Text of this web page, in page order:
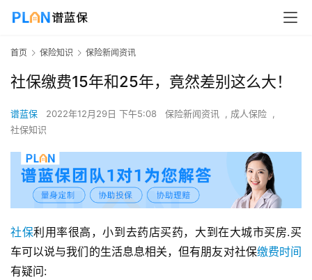
首页 保险知识 保险新闻资讯
社保缴费15年和25年，竟然差别这么大！
谱蓝保 2022年12月29日 下午5:08 保险新闻资讯 , 成人保险 ,
社保知识
社保利用率很高，小到去药店买药，大到在大城市买房.买
车可以说与我们的生活息息相关，但有朋友对社保缴费时间
有疑问: